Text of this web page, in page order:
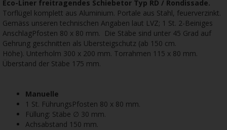
Eco-Liner freitragendes Schiebetor Typ RD / Rondissade.
Torflügel komplett aus Aluminium. Portale aus Stahl, feuerverzinkt.
Gemäss unseren technischen Angaben laut LVZ; 1 St. 2-Beiniges
AnschlagPfosten 80 x 80 mm. Die Stäbe sind unter 45 Grad auf
Gehrung geschnitten als Ubersteigschutz (ab 150 cm.
Höhe). Unterholm 300 x 200 mm. Torrahmen 115 x 80 mm.
Überstand der Stäbe 175 mm.
Manuelle
1 St. FührungsPfosten 80 x 80 mm.
Füllung: Stäbe ∅ 30 mm.
Achsabstand 150 mm.